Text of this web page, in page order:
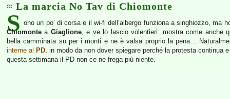
La marcia No Tav di Chiomonte
S ono un po’ di corsa e il wi-fi dell’albergo funziona a singhiozzo, ma
Chiomonte a Giaglione, e ve lo lascio volentieri: mostra come anche
bella camminata su per i monti e ne è valsa proprio la pena…
interne al PD, in modo da non dover spiegare perché la protesta continua
questa settimana il PD non ce ne frega più niente.